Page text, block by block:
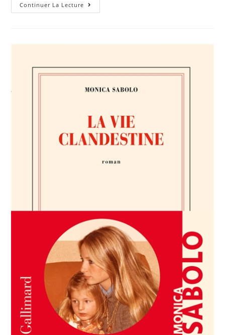
Continuer La Lecture